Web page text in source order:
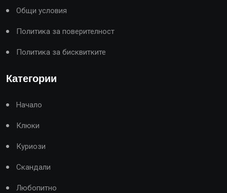
Общи условия
Политика за поверителност
Политика за бисквитките
Категории
Начало
Клюки
Куриози
Скандали
Любопитно